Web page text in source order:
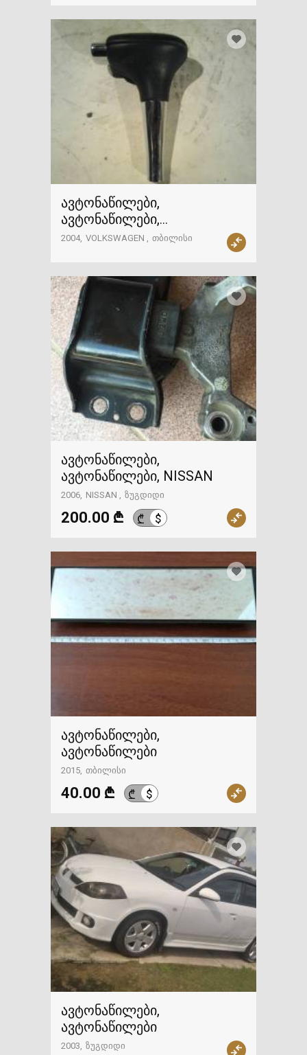
ავტონაწილები,
ავტონაწილები,
VOLKSWAGEN
2004 VOLKSWAGEN თბილისი
ავტონაწილები,
ავტონაწილები, NISSAN
2006 NISSAN ზუგდიდი
200.00 ₾ ₾ $
ავტონაწილები,
ავტონაწილები
2015 თბილისი
40.00 ₾ ₾ $
ავტონაწილები,
ავტონაწილები
2003 ზუგდიდი